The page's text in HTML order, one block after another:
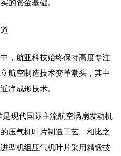
的资金基础。
航亚科技始终保持高度专注
航空制造技术变革潮头，其中
净成形技术。
现代国际主流航空涡扇发动机
压气机叶片制造工艺。相比之
型机组压气机叶片采用精锻技